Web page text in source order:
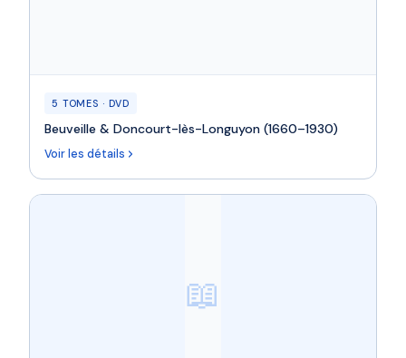
5 TOMES · DVD
Beuveille & Doncourt-lès-Longuyon (1660–1930)
Voir les détails
📖